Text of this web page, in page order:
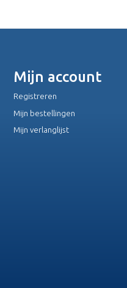
Mijn account
Registreren
Mijn bestellingen
Mijn verlanglijst